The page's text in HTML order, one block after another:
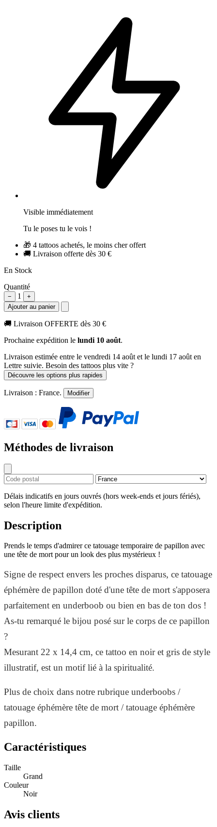
Visible immédiatement
Tu le poses tu le vois !
🎁 4 tattoos achetés, le moins cher offert
🚚 Livraison offerte dès 30 €
En Stock
Quantité
− 1
+
Ajouter au panier
🚚 Livraison OFFERTE dès 30 €
Prochaine expédition le lundi 10 août.
Livraison estimée entre le vendredi 14 août et le lundi 17 août en
Lettre suivie. Besoin des tattoos plus vite ?
Découvre les options plus rapides
Livraison : France. Modifier
Méthodes de livraison
Délais indicatifs en jours ouvrés (hors week-ends et jours fériés),
selon l'heure limite d'expédition.
Description
Prends le temps d'admirer ce tatouage temporaire de papillon avec
une tête de mort pour un look des plus mystérieux !
Signe de respect envers les proches disparus, ce tatouage
éphémère de papillon doté d'une tête de mort s'apposera
parfaitement en underboob ou bien en bas de ton dos !
As-tu remarqué le bijou posé sur le corps de ce papillon
?
Mesurant 22 x 14,4 cm, ce tattoo en noir et gris de style
illustratif, est un motif lié à la spiritualité.
Plus de choix dans notre rubrique underboobs /
tatouage éphémère tête de mort / tatouage éphémère
papillon.
Caractéristiques
Taille
Grand
Couleur
Noir
Avis clients